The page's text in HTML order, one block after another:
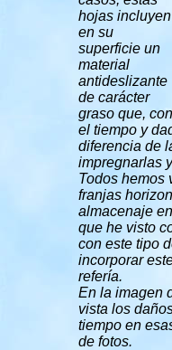
hojas incluyen
en su
superficie un
material
antideslizante
de carácter
graso que, con
el tiempo y
diferencia de
impregnarlas
Todos hemos
franjas
almacenaje
que he visto
con este tipo
incorporar
refería.
En la imagen
vista los
tiempo en
de fotos.